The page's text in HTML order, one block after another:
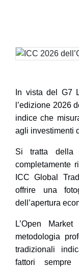
In vista del G7
l’edizione 2026
indice che
agli investimenti
Si tratta della
completamente
ICC Global
offrire una
dell’apertura
L’Open
metodologia
tradizionali
fattori